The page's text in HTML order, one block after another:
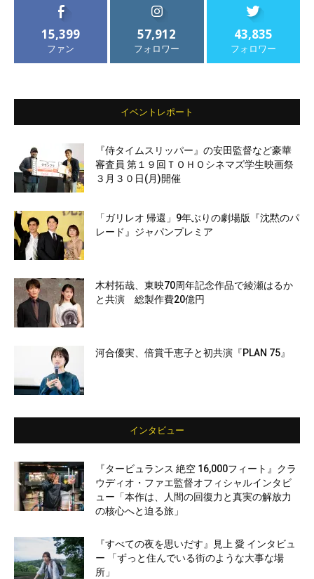
15,399
ファン
57,912
フォロワー
43,835
フォロワー
イベントレポート
『侍タイムスリッパー』の安田監督など豪華
審査員 第１９回ＴＯＨＯシネマズ学生映画祭
３月３０日(月)開催
「ガリレオ 帰還」9年ぶりの劇場版『沈黙のパ
レード』ジャパンプレミア
木村拓哉、東映70周年記念作品で綾瀬はるか
と共演 総製作費20億円
河合優実、倍賞千恵子と初共演『PLAN 75』
インタビュー
『タービュランス 絶空 16,000フィート』クラ
ウディオ・ファエ監督オフィシャルインタビ
ュー「本作は、人間の回復力と真実の解放力
の核心へと迫る旅」
『すべての夜を思いだす』見上 愛 インタビュ
ー 「ずっと住んでいる街のような大事な場
所」